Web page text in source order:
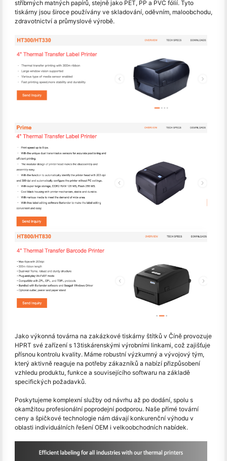
stříbrných matných papírů, stejně jako PET, PP a PVC fólií. Tyto
tiskárny jsou široce používány ve skladování, oděvním, maloobchodu,
zdravotnictví a průmyslové výrobě.
Jako výkonná továrna na zakázkové tiskárny štítků v Číně provozuje
HPRT své zařízení s 13tiskárenskými výrobními linkami, což zajišťuje
přísnou kontrolu kvality. Máme robustní výzkumný a vývojový tým,
který aktivně reaguje na potřeby zákazníků a nabízí přizpůsobení
vzhledu produktu, funkce a souvisejícího softwaru na základě
specifických požadavků.
Poskytujeme komplexní služby od návrhu až po dodání, spolu s
okamžitou profesionální poprodejní podporou. Naše přímé tovární
ceny a špičkové technologie nám dávají konkurenční výhodu v
oblasti individuálních řešení OEM i velkoobchodních nabídek.